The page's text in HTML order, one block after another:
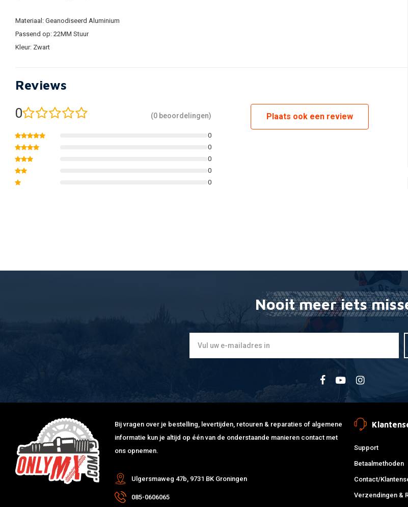
Materiaal: Geanodiseerd Aluminium
Passend op: 22MM Stuur
Kleur: Zwart
Reviews
0 (0 beoordelingen)
0
0
0
0
0
Plaats ook een review
Nooit meer iets
Bij vragen over je bestelling, levertijden, retouren & reparaties of algemene
informatie kun je altijd op één van de onderstaande manieren contact met
ons opnemen.
Ulgersmaweg 47b, 9731 BK Groningen
085-0606065
Support
Betaalmethoden
Contact/
Verzendingen &